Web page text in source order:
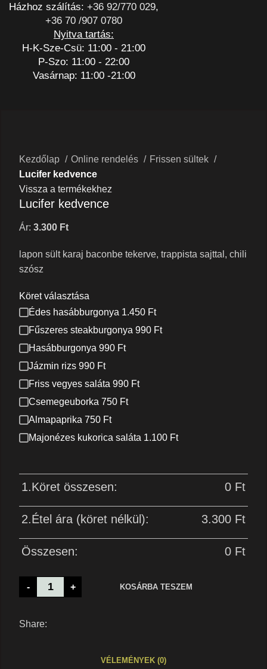
Házhoz szálítás: +36 92/770 029,
+36 70 /907 0780
Nyitva tartás:
H-K-Sze-Csü: 11:00 - 21:00
P-Szo: 11:00 - 22:00
Vasárnap: 11:00 -21:00
Kezdőlap
Online rendelés
Frissen sültek
Lucifer kedvence
Vissza a termékekhez
Lucifer kedvence
Ár: 3.300 Ft
lapon sült karaj baconbe tekerve, trappista sajttal, chili
szósz
Köret választása
Édes hasábburgonya 1.450 Ft
Fűszeres steakburgonya 990 Ft
Hasábburgonya 990 Ft
Jázmin rizs 990 Ft
Friss vegyes saláta 990 Ft
Csemegeuborka 750 Ft
Almapaprika 750 Ft
Majonézes kukorica saláta 1.100 Ft
1.Köret összesen: 0 Ft
2.Étel ára (köret nélkül): 3.300 Ft
Összesen: 0 Ft
- + KOSÁRBA TESZEM
Share:
VÉLEMÉNYEK (0)